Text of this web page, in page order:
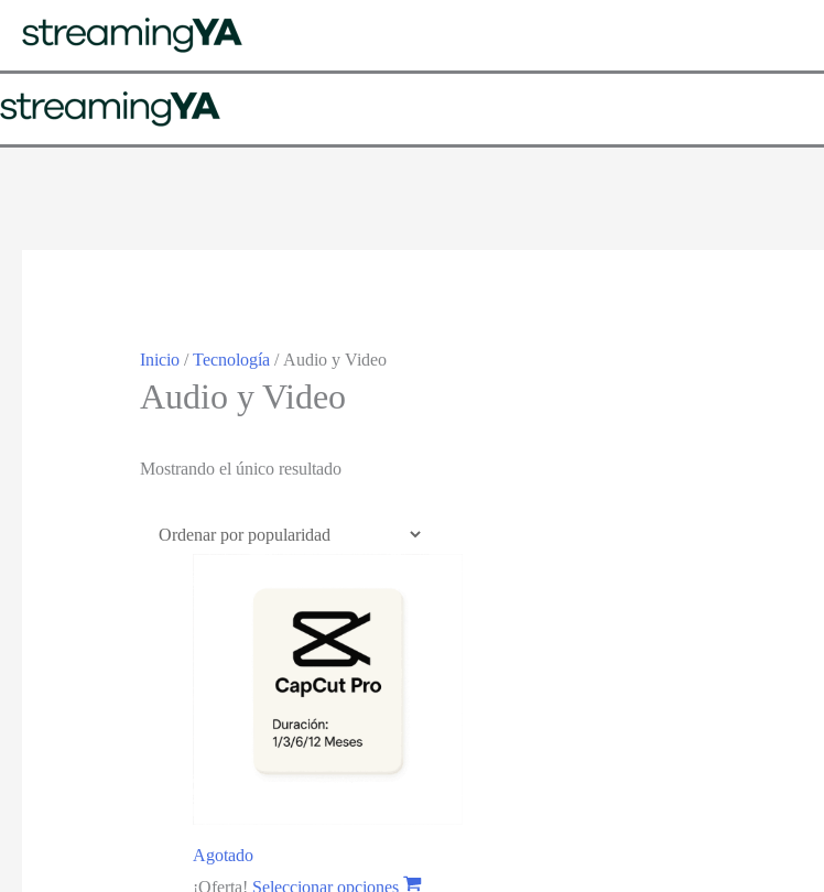
Inicio/Tecnología/ Audio y Video
Audio y Video
Mostrando el único resultado
Agotado
¡Oferta! Seleccionar opciones